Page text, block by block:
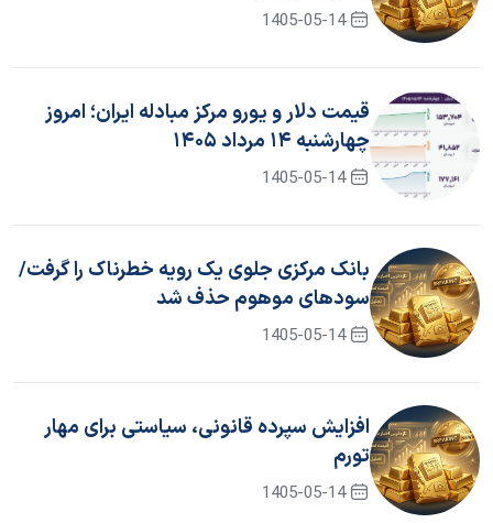
1405-05-14
قیمت دلار و یورو مرکز مبادله ایران؛ امروز
چهارشنبه ۱۴ مرداد ۱۴۰۵
1405-05-14
بانک مرکزی جلوی یک رویه خطرناک را گرفت/
سود‌های موهوم حذف شد
1405-05-14
افزایش سپرده قانونی، سیاستی برای مهار
تورم
1405-05-14